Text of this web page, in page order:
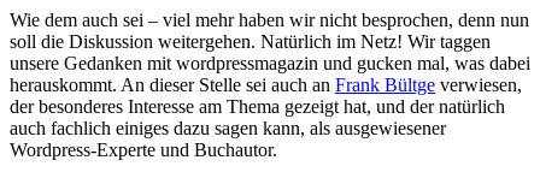
Wie dem auch sei – viel mehr haben wir nicht besprochen, denn nun
soll die Diskussion weitergehen. Natürlich im Netz! Wir taggen
unsere Gedanken mit wordpressmagazin und gucken mal, was dabei
herauskommt. An dieser Stelle sei auch an Frank Bültge verwiesen,
der besonderes Interesse am Thema gezeigt hat, und der natürlich
auch fachlich einiges dazu sagen kann, als ausgewiesener
Wordpress-Experte und Buchautor.